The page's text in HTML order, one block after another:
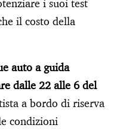
i suoi test
il costo della
auto a guida
dalle 22 alle 6 del
a bordo di riserva
condizioni